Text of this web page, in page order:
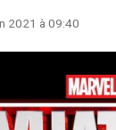
2021 à 09:40